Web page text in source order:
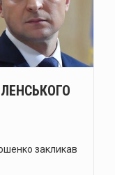
Історія Виженки: від літописних згадок 1158 року до сучасного туризму
Зеленський: Україна має домовленість зі США про щомісячне постачання ракет для Patriot
Стрільця, який поранив двох поліцейських на Буковині, взято під варту
На двох вулицях Чернівців тимчасово відсутнє водопостачання
закликав